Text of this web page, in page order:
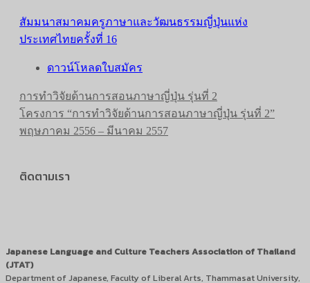
สัมมนาสมาคมครูภาษาและวัฒนธรรมญี่ปุ่นแห่ง
ประเทศไทยครั้งที่ 16
ดาวน์โหลดใบสมัคร
การทำวิจัยด้านการสอนภาษาญี่ปุ่น รุ่นที่ 2
โครงการ “การทำวิจัยด้านการสอนภาษาญี่ปุ่น รุ่นที่ 2”
พฤษภาคม 2556 – มีนาคม 2557
ติดตามเรา
Japanese Language and Culture Teachers Association of Thailand
(JTAT)
Department of Japanese, Faculty of Liberal Arts, Thammasat University,